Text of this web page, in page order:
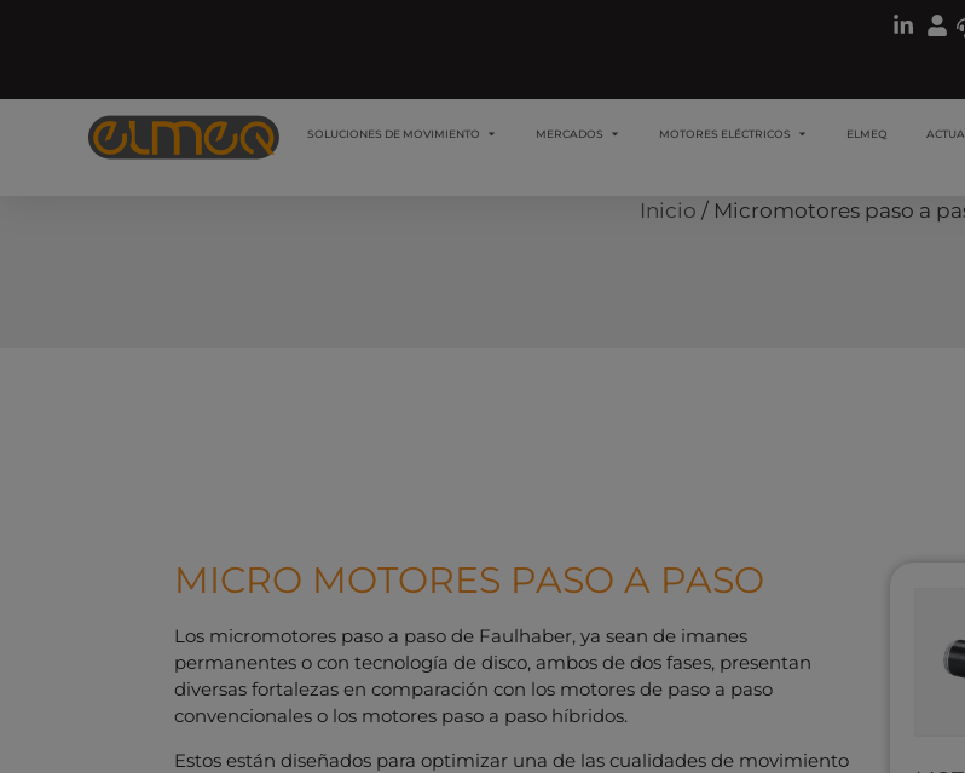
SOLUCIONES DE MOVIMIENTO MERCADOS MOTORES ELÉCTRICOS ELMEQ
Inicio / Micromotores paso a
MICRO MOTORES PASO A PASO
Los micromotores paso a paso de Faulhaber, ya sean de imanes
permanentes o con tecnología de disco, ambos de dos fases, presentan
diversas fortalezas en comparación con los motores de paso a paso
convencionales o los motores paso a paso híbridos.
Estos están diseñados para optimizar una de las cualidades de movimiento